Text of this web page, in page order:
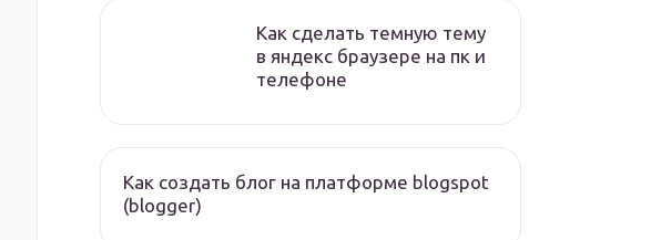
Как сделать темную тему
в яндекс браузере на пк и
телефоне
Как создать блог на платформе blogspot
(blogger)